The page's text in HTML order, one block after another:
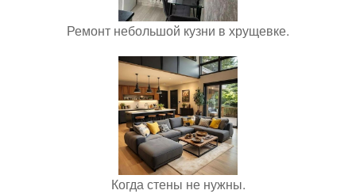
Ремонт небольшой кузни в хрущевке.
Когда стены не нужны.